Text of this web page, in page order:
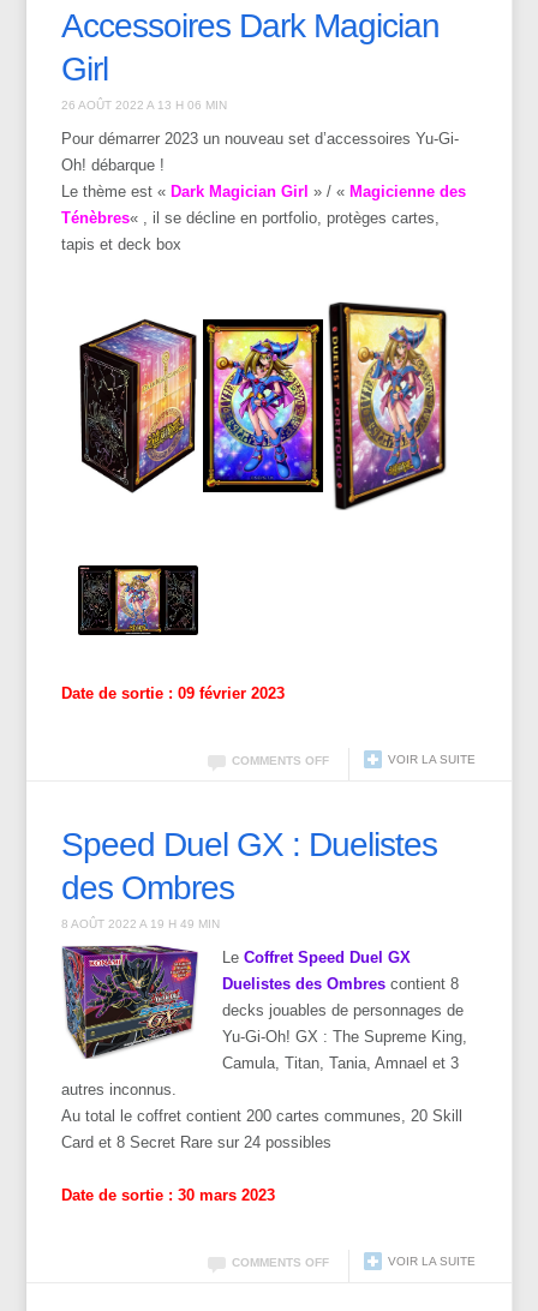
Accessoires Dark Magician
Girl
26 AOÛT 2022 A 13 H 06 MIN
Pour démarrer 2023 un nouveau set d’accessoires Yu-Gi-
Oh! débarque !
Le thème est « Dark Magician Girl » / « Magicienne des
Ténèbres« , il se décline en portfolio, protèges cartes,
tapis et deck box
Date de sortie : 09 février 2023
VOIR LA SUITE
COMMENTS OFF
Speed Duel GX : Duelistes
des Ombres
8 AOÛT 2022 A 19 H 49 MIN
Le Coffret Speed Duel GX
Duelistes des Ombrescontient 8
decks jouables de personnages de
Yu-Gi-Oh! GX : The Supreme King,
Camula, Titan, Tania, Amnael et 3
autres inconnus.
Au total le coffret contient 200 cartes communes, 20 Skill
Card et 8 Secret Rare sur 24 possibles
Date de sortie : 30 mars 2023
VOIR LA SUITE
COMMENTS OFF